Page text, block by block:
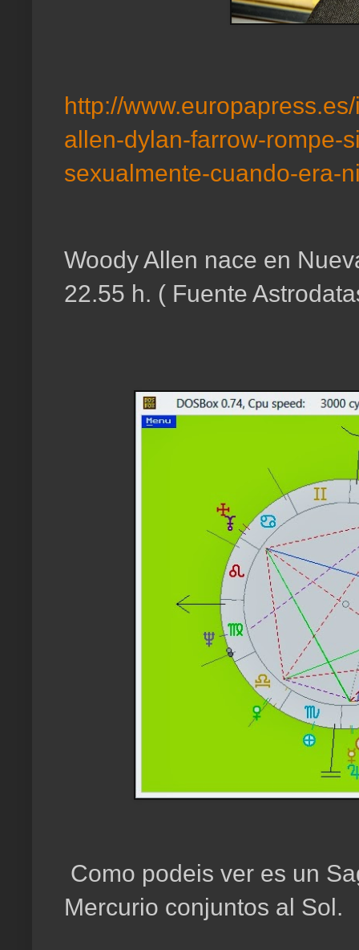
http://
allen-dylan-farrow-rompe-
sexualmente-cuando-era-
Woody Allen nace en
22.55 h. ( Fuente
Como podeis ver es un
Mercurio conjuntos al Sol.